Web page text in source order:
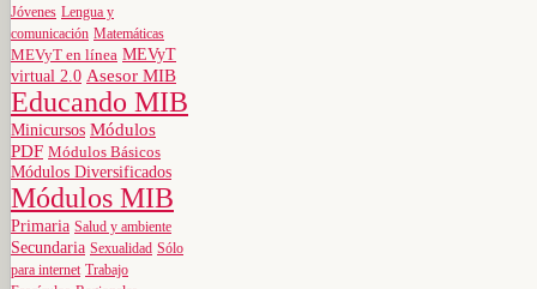
Jóvenes Lengua y
comunicación Matemáticas
MEVyT en línea MEVyT
virtual 2.0 Asesor MIB
Educando MIB
Minicursos Módulos
PDF Módulos Básicos
Módulos Diversificados
Módulos MIB
Primaria Salud y ambiente
Secundaria Sexualidad Sólo
para internet Trabajo